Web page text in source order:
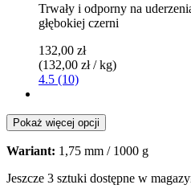
Trwały i odporny na
głębokiej czerni
132,00 zł
(132,00 zł / kg)
4.5 (10)
Pokaż więcej opcji
Wariant: 1,75 mm / 1000 g
Jeszcze 3 sztuki dostępne w